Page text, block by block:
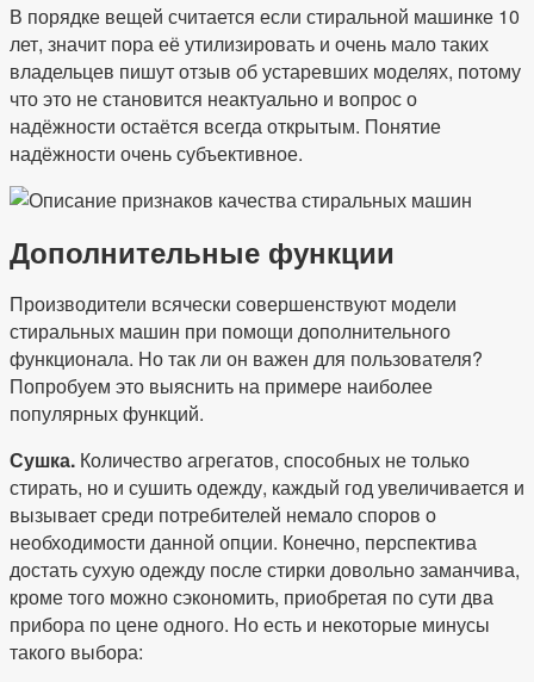
В порядке вещей считается если стиральной машинке 10
лет, значит пора её утилизировать и очень мало таких
владельцев пишут отзыв об устаревших моделях, потому
что это не становится неактуально и вопрос о
надёжности остаётся всегда открытым. Понятие
надёжности очень субъективное.
Дополнительные функции
Производители всячески совершенствуют модели
стиральных машин при помощи дополнительного
функционала. Но так ли он важен для пользователя?
Попробуем это выяснить на примере наиболее
популярных функций.
Сушка. Количество агрегатов, способных не только
стирать, но и сушить одежду, каждый год увеличивается и
вызывает среди потребителей немало споров о
необходимости данной опции. Конечно, перспектива
достать сухую одежду после стирки довольно заманчива,
кроме того можно сэкономить, приобретая по сути два
прибора по цене одного. Но есть и некоторые минусы
такого выбора: